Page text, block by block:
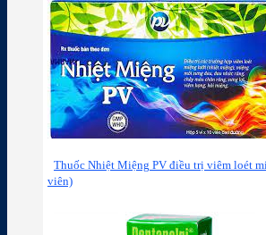
Thuốc Nhiệt Miệng PV điều trị viêm loét
viên)